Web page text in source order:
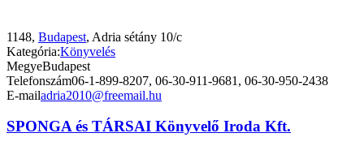
1148, Budapest, Adria sétány 10/c
Kategória:Könyvelés
MegyeBudapest
Telefonszám06-1-899-8207, 06-30-911-9681, 06-30-950-2438
E-mailadria2010@freemail.hu
SPONGA és TÁRSAI Könyvelő Iroda Kft.